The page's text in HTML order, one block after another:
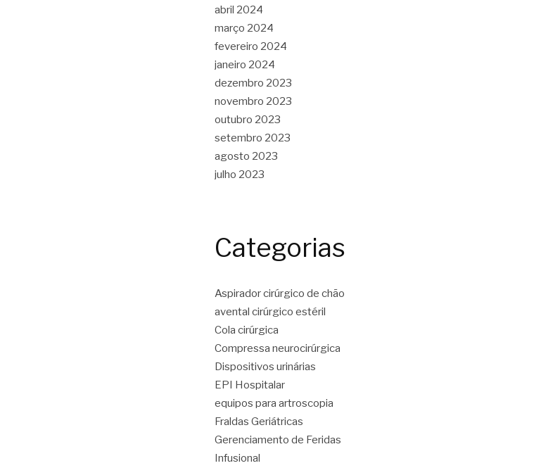
abril 2024
março 2024
fevereiro 2024
janeiro 2024
dezembro 2023
novembro 2023
outubro 2023
setembro 2023
agosto 2023
julho 2023
Categorias
Aspirador cirúrgico de chão
avental cirúrgico estéril
Cola cirúrgica
Compressa neurocirúrgica
Dispositivos urinárias
EPI Hospitalar
equipos para artroscopia
Fraldas Geriátricas
Gerenciamento de Feridas
Infusional